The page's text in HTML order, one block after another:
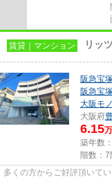
賃貸｜マンション リッ
阪急宝
阪急宝
大阪モ
大阪府
6.15
築年数
階数：7
多くの方からご好評頂いて